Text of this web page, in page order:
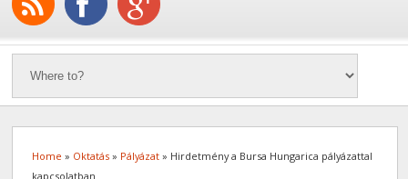
Home » Oktatás » Pályázat » Hirdetmény a Bursa Hungarica pályázattal
kapcsolatban